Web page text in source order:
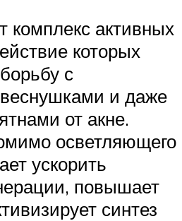
комплекс активных
которых
с
и даже
от акне.
осветляющего
ускорить
повышает
синтез